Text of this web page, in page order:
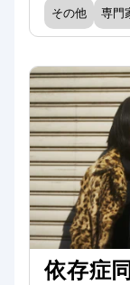
その他 専門
依存症